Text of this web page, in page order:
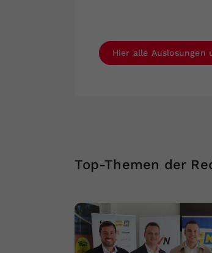
Hier alle Auslosungen
Top-Themen der